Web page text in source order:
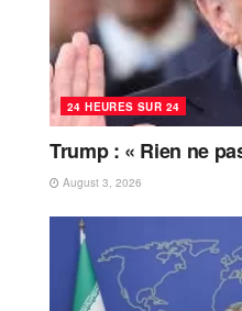
24 HEURES SUR 24
Trump : « Rien ne
August 3, 2026